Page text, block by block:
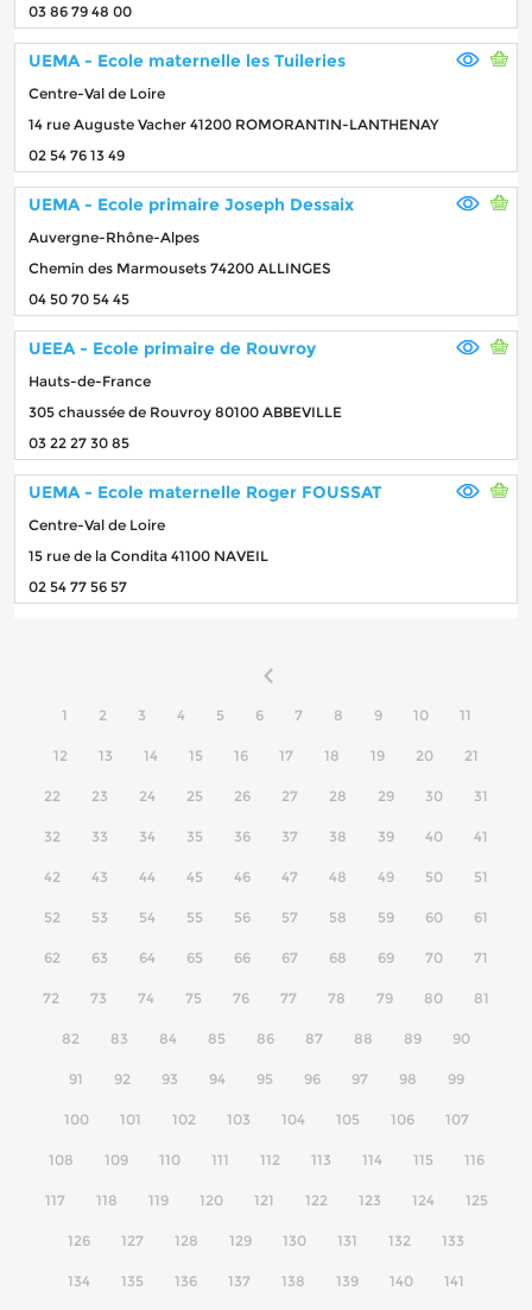
03 86 79 48 00
UEMA - Ecole maternelle les Tuileries
Centre-Val de Loire
14 rue Auguste Vacher 41200 ROMORANTIN-LANTHENAY
02 54 76 13 49
UEMA - Ecole primaire Joseph Dessaix
Auvergne-Rhône-Alpes
Chemin des Marmousets 74200 ALLINGES
04 50 70 54 45
UEEA - Ecole primaire de Rouvroy
Hauts-de-France
305 chaussée de Rouvroy 80100 ABBEVILLE
03 22 27 30 85
UEMA - Ecole maternelle Roger FOUSSAT
Centre-Val de Loire
15 rue de la Condita 41100 NAVEIL
02 54 77 56 57
1 2 3 4 5 6 7 8 9 10 11
12 13 14 15 16 17 18 19 20 21
22 23 24 25 26 27 28 29 30 31
32 33 34 35 36 37 38 39 40 41
42 43 44 45 46 47 48 49 50 51
52 53 54 55 56 57 58 59 60 61
62 63 64 65 66 67 68 69 70 71
72 73 74 75 76 77 78 79 80 81
82 83 84 85 86 87 88 89 90
91 92 93 94 95 96 97 98 99
100 101 102 103 104 105 106 107
108 109 110 111 112 113 114 115 116
117 118 119 120 121 122 123 124 125
126 127 128 129 130 131 132 133
134 135 136 137 138 139 140 141